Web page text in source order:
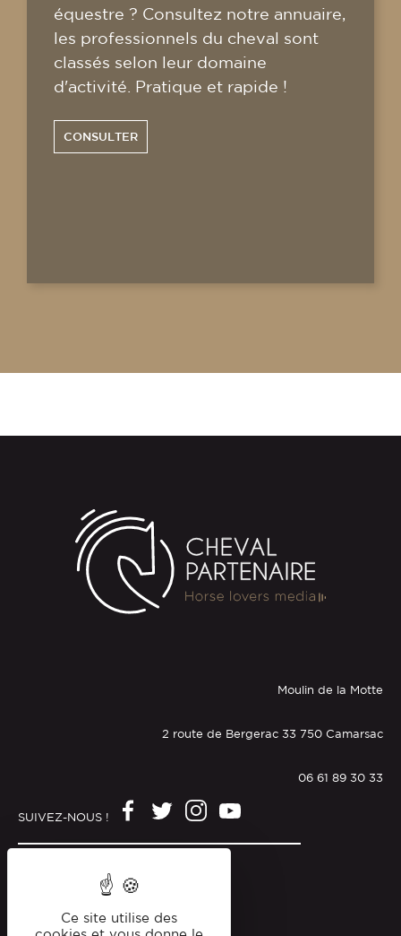
équestre ? Consultez notre annuaire,
les professionnels du cheval sont
classés selon leur domaine
d'activité. Pratique et rapide !
CONSULTER
Moulin de la Motte
2 route de Bergerac 33 750 Camarsac
06 61 89 30 33
SUIVEZ-NOUS !
Politique de confidentialité
Ce site utilise des